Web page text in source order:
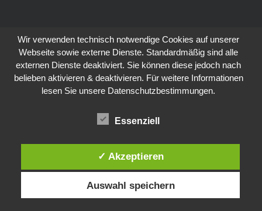
Wir verwenden technisch notwendige Cookies auf unserer
Webseite sowie externe Dienste. Standardmäßig sind alle
externen Dienste deaktiviert. Sie können diese jedoch nach
belieben aktivieren & deaktivieren. Für weitere Informationen
lesen Sie unsere Datenschutzbestimmungen.
Essenziell
✓ Akzeptieren
Auswahl speichern